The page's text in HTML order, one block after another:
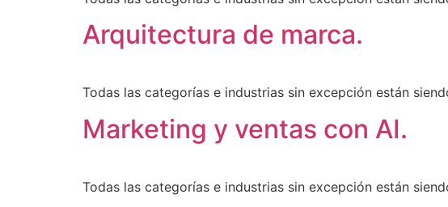
Arquitectura de marca.
Todas las categorías e industrias sin excepción están
Marketing y ventas con AI.
Todas las categorías e industrias sin excepción están